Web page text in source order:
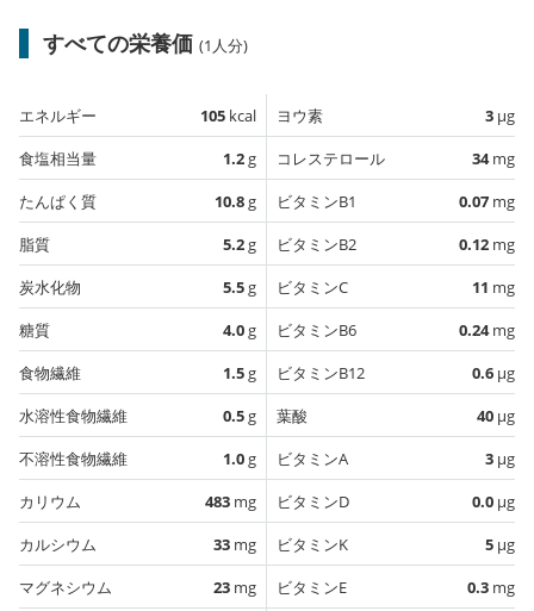
すべての栄養価 (1人分)
エネルギー 105 kcal
食塩相当量
1.2g
たんぱく質
10.8g
脂質
5.2g
炭水化物
5.5g
糖質
4.0g
食物繊維
1.5g
水溶性食物繊維
0.5g
不溶性食物繊維
1.0g
カリウム
483 mg
カルシウム
33 mg
マグネシウム
23 mg
ヨウ素 3 µg
コレステロール
34mg
ビタミンB1
0.07 mg
ビタミンB2
0.12 mg
ビタミンC
11 mg
ビタミンB6
0.24mg
ビタミンB12
0.6 µg
葉酸
40 µg
ビタミンA
3 µg
ビタミンD
0.0 µg
ビタミンK
5 µg
ビタミンE
0.3 mg